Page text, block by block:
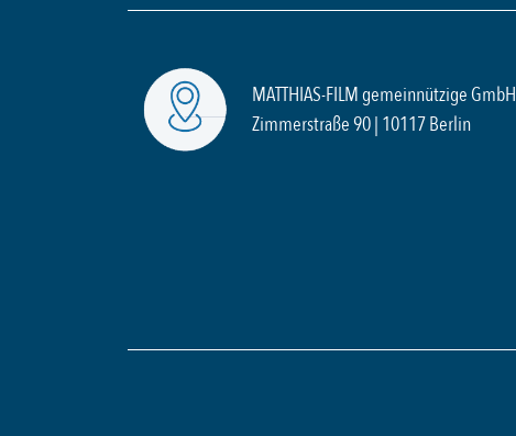
MATTHIAS-FILM gemeinnützige GmbH
Zimmerstraße 90 | 10117 Berlin